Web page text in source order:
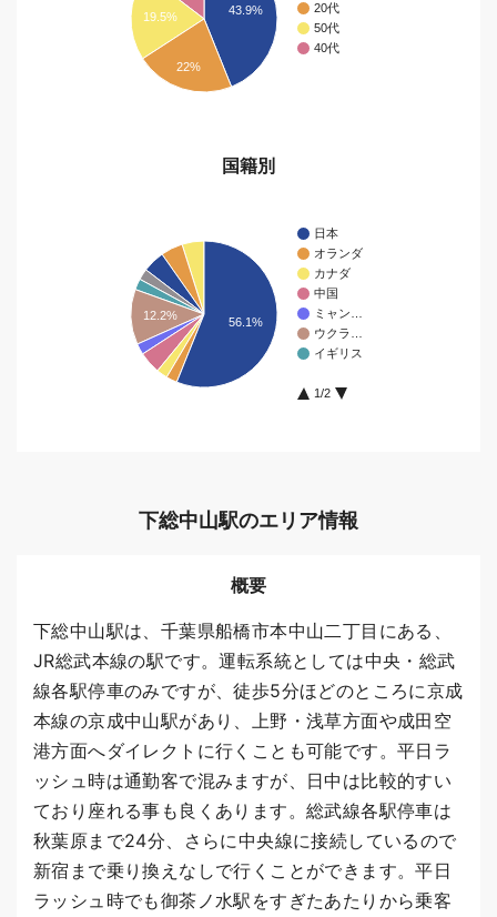
20代
50代
40代
43.9%
19.5%
22%
国籍別
日本
オランダ
カナダ
中国
ミャン…
ウクラ…
イギリス
1/2
12.2% 56.1%
下総中山駅のエリア情報
概要
下総中山駅は、千葉県船橋市本中山二丁目にある、
JR総武本線の駅です。運転系統としては中央・総武
線各駅停車のみですが、徒歩5分ほどのところに京成
本線の京成中山駅があり、上野・浅草方面や成田空
港方面へダイレクトに行くことも可能です。平日ラ
ッシュ時は通勤客で混みますが、日中は比較的すい
ており座れる事も良くあります。総武線各駅停車は
秋葉原まで24分、さらに中央線に接続しているので
新宿まで乗り換えなしで行くことができます。平日
ラッシュ時でも御茶ノ水駅をすぎたあたりから乗客